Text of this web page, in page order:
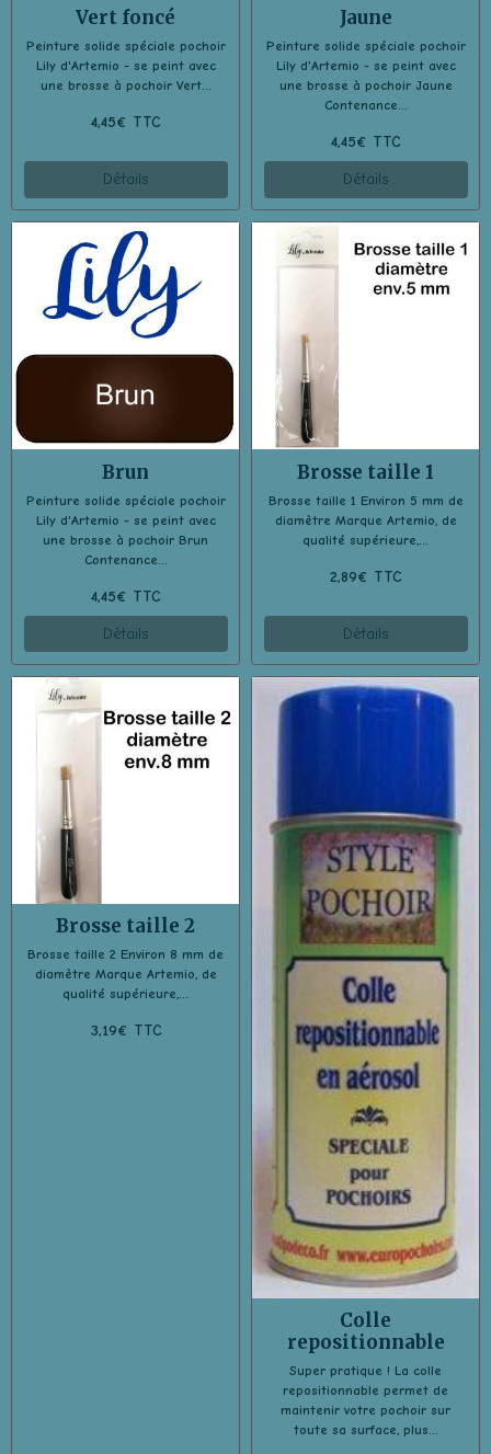
Vert foncé
Peinture solide spéciale pochoir
Lily d'Artemio - se peint avec
une brosse à pochoir Vert...
4,45€ TTC
Détails
Jaune
Peinture solide spéciale pochoir
Lily d'Artemio - se peint avec
une brosse à pochoir Jaune
Contenance...
4,45€ TTC
Détails
Brun
Peinture solide spéciale pochoir
Lily d'Artemio - se peint avec
une brosse à pochoir Brun
Contenance...
4,45€ TTC
Détails
Brosse taille 1
Brosse taille 1 Environ 5 mm de
diamètre Marque Artemio, de
qualité supérieure,...
2,89€ TTC
Détails
Brosse taille 2
Brosse taille 2 Environ 8 mm de
diamètre Marque Artemio, de
qualité supérieure,...
3,19€ TTC
Colle
repositionnable
Super pratique ! La colle
repositionnable permet de
maintenir votre pochoir sur
toute sa surface, plus...